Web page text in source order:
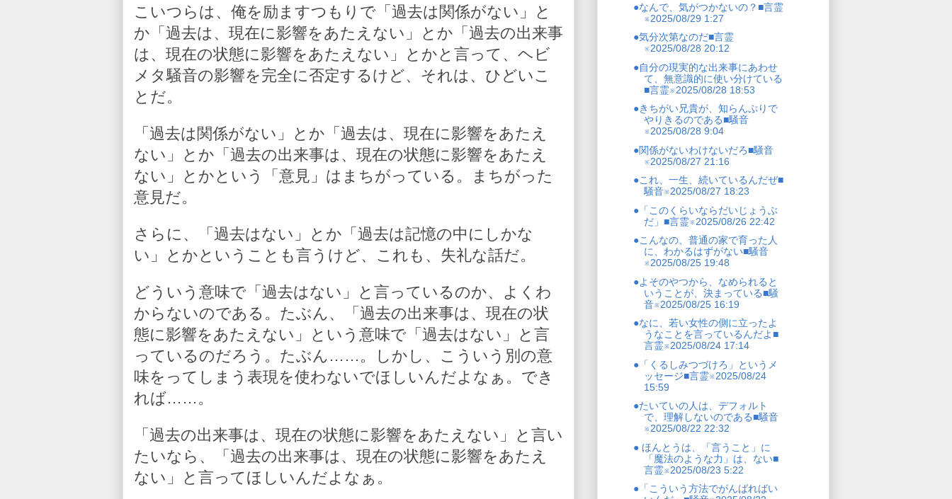
こいつらは、俺を励ますつもりで「過去は関係がない」と
か「過去は、現在に影響をあたえない」とか「過去の出来事
は、現在の状態に影響をあたえない」とかと言って、ヘビ
メタ騒音の影響を完全に否定するけど、それは、ひどいこ
とだ。
「過去は関係がない」とか「過去は、現在に影響をあたえ
ない」とか「過去の出来事は、現在の状態に影響をあたえ
ない」とかという「意見」はまちがっている。まちがった
意見だ。
さらに、「過去はない」とか「過去は記憶の中にしかな
い」とかということも言うけど、これも、失礼な話だ。
どういう意味で「過去はない」と言っているのか、よくわ
からないのである。たぶん、「過去の出来事は、現在の状
態に影響をあたえない」という意味で「過去はない」と言
っているのだろう。たぶん……。しかし、こういう別の意
味をってしまう表現を使わないでほしいんだよなぁ。でき
れば……。
「過去の出来事は、現在の状態に影響をあたえない」と言い
たいなら、「過去の出来事は、現在の状態に影響をあたえ
ない」と言ってほしいんだよなぁ。
●なんで、気がつかないの？■言霊
※2025/08/29 1:27
●気分次第なのだ■言霊
※2025/08/28 20:12
●自分の現実的な出来事にあわせ
て、無意識的に使い分けている
■言霊※2025/08/28 18:53
●きちがい兄貴が、知らんぷりで
やりきるのである■騒音
※2025/08/28 9:04
●関係がないわけないだろ■騒音
※2025/08/27 21:16
●これ、一生、続いているんだぜ■
騒音※2025/08/27 18:23
●「このくらいならだいじょうぶ
だ」■言霊※2025/08/26 22:42
●こんなの、普通の家で育った人
に、わかるはずがない■騒音
※2025/08/25 19:48
●よそのやつから、なめられると
いうことが、決まっている■騒
音※2025/08/25 16:19
●なに、若い女性の側に立ったよ
うなことを言っているんだよ■
言霊※2025/08/24 17:14
●「くるしみつづけろ」というメ
ッセージ■言霊※2025/08/24
15:59
●たいていの人は、デフォルト
で、理解しないのである■騒音
※2025/08/22 22:32
● ほんとうは、「言うこと」に
「魔法のような力」は、ない■
言霊※2025/08/23 5:22
●「こういう方法でがんばればい